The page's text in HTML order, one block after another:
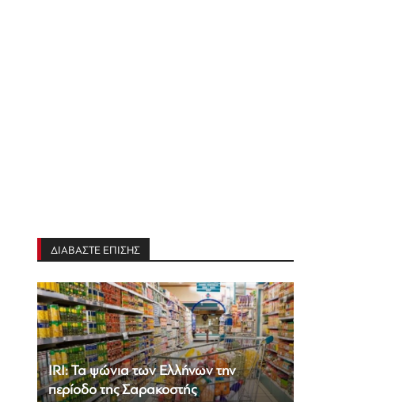
ΔΙΑΒΑΣΤΕ ΕΠΙΣΗΣ
IRI: Τα ψώνια των Ελλήνων την
περίοδο της Σαρακοστής